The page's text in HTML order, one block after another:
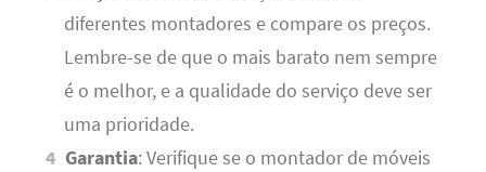
diferentes montadores e compare os preços.
Lembre-se de que o mais barato nem sempre
é o melhor, e a qualidade do serviço deve ser
uma prioridade.
Garantia: Verifique se o montador de móveis